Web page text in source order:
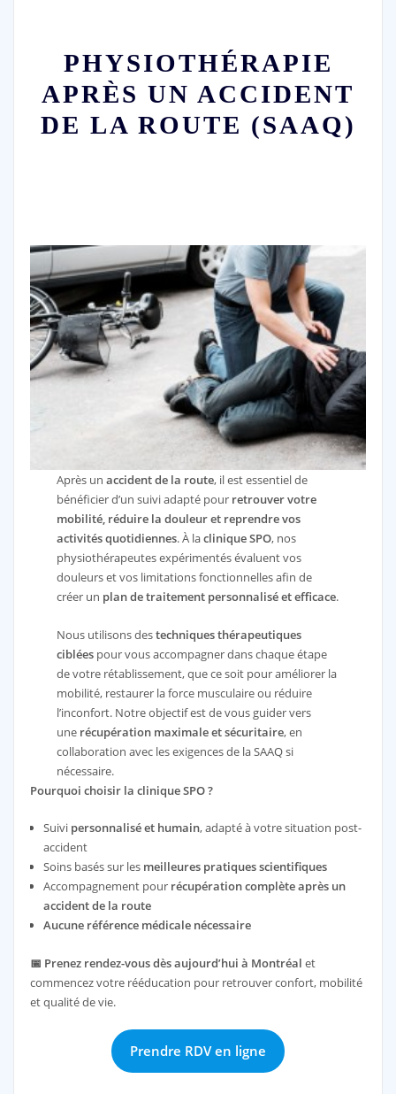
PHYSIOTHÉRAPIE
APRÈS UN ACCIDENT
DE LA ROUTE (SAAQ)
Après unaccident de la route, il est essentiel de
bénéficier d’un suivi adapté pour retrouver votre
mobilité, réduire la douleur et reprendre vos
activités quotidiennes. À laclinique SPO, nos
physiothérapeutes expérimentés évaluent vos
douleurs et vos limitations fonctionnelles afin de
créer un plan de traitement personnalisé et efficace.
Nous utilisons destechniques thérapeutiques
ciblées pour vous accompagner dans chaque étape
de votre rétablissement, que ce soit pour améliorer la
mobilité, restaurer la force musculaire ou réduire
l’inconfort. Notre objectif est de vous guider vers
une récupération maximale et sécuritaire, en
collaboration avec les exigences de la SAAQ si
nécessaire.
Pourquoi choisir la clinique SPO ?
Suivi personnalisé et humain, adapté à votre situation post-
accident
Soins basés sur les meilleures pratiques scientifiques
Accompagnement pour récupération complète après un
accident de la route
Aucune référence médicale nécessaire
📅 Prenez rendez-vous dès aujourd’hui à Montréal et
commencez votre rééducation pour retrouver confort, mobilité
et qualité de vie.
Prendre RDV en ligne